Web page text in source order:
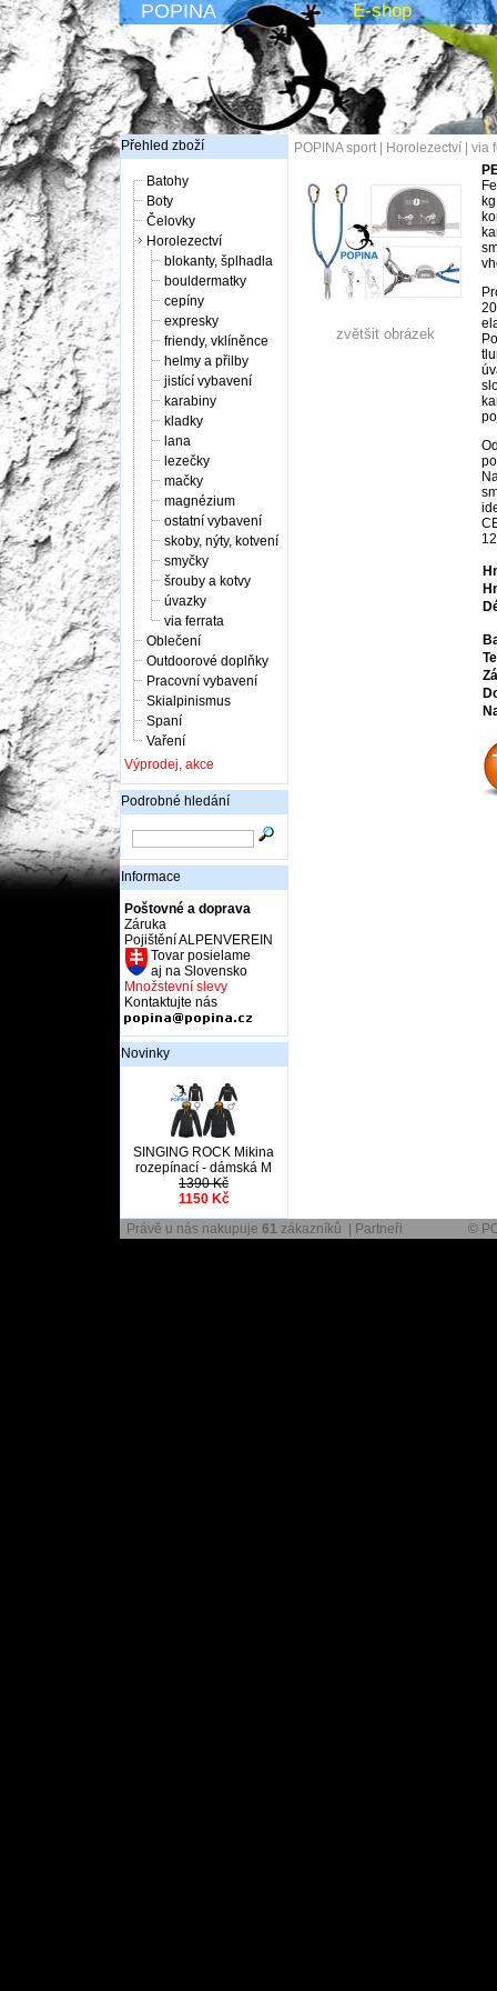
POPINA E-shop
Přehled zboží
Batohy
Boty
Čelovky
Horolezectví
blokanty, šplhadla
bouldermatky
cepíny
expresky
friendy, vklíněnce
helmy a přilby
jistící vybavení
karabiny
kladky
lana
lezečky
mačky
magnézium
ostatní vybavení
skoby, nýty, kotvení
smyčky
šrouby a kotvy
úvazky
via ferrata
Oblečení
Outdoorové doplňky
Pracovní vybavení
Skialpinismus
Spaní
Vaření
Výprodej, akce
Podrobné hledání
Informace
Poštovné a doprava
Záruka
Pojištění ALPENVEREIN
Tovar posielame
aj na Slovensko
Množstevní slevy
Kontaktujte nás
Novinky
SINGING ROCK Mikina
rozepínací - dámská M
1390 Kč
1150 Kč
POPINA sport| Horolezectví via
zvětšit obrázek
Právě u nás nakupuje 61 zákazníků | Partneři ©